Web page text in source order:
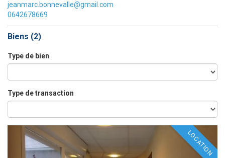
jeanmarc.bonnevalle@gmail.com
0642678669
Biens (2)
Type de bien
Type de transaction
LOCATION